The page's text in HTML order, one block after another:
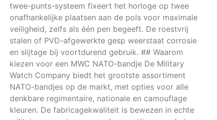
twee-punts-systeem fixeert het horloge op twee
onafhankelijke plaatsen aan de pols voor maximale
veiligheid, zelfs als één pen begeeft. De roestvrij
stalen of PVD-afgewerkte gesp weerstaat corrosie
en slijtage bij voortdurend gebruik. ## Waarom
kiezen voor een MWC NATO-bandje De Military
Watch Company biedt het grootste assortiment
NATO-bandjes op de markt, met opties voor alle
denkbare regimentaire, nationale en camouflage
kleuren. De fabricagekwaliteit is bewezen in echte